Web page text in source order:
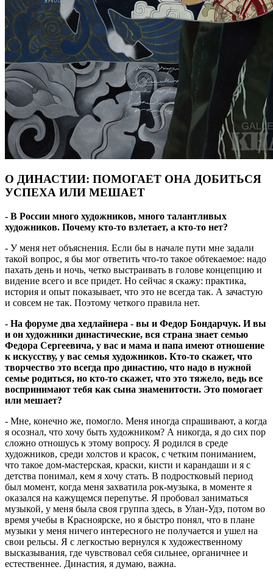
О ДИНАСТИИ: ПОМОГАЕТ ОНА ДОБИТЬСЯ
УСПЕХА ИЛИ МЕШАЕТ
- В России много художников, много талантливых
художников. Почему кто-то взлетает, а кто-то нет?
- У меня нет объяснения. Если бы в начале пути мне задали
такой вопрос, я бы мог ответить что-то такое обтекаемое: надо
пахать день и ночь, четко выстраивать в голове концепцию и
видение всего и все придет. Но сейчас я скажу: практика,
история и опыт показывает, что это не всегда так. А зачастую
и совсем не так. Поэтому четкого правила нет.
- На форуме два хедлайнера - вы и Федор Бондарчук. И вы
и он художники династические, вся страна знает семью
Федора Сергеевича, у вас и мама и папа имеют отношение
к искусству, у вас семья художников. Кто-то скажет, что
творчество это всегда про династию, что надо в нужной
семье родиться, но кто-то скажет, что это тяжело, ведь все
воспринимают тебя как сына знаменитости. Это помогает
или мешает?
- Мне, конечно же, помогло. Меня иногда спрашивают, а когда
я осознал, что хочу быть художником? А никогда, я до сих пор
сложно отношусь к этому вопросу. Я родился в среде
художников, среди холстов и красок, с четким пониманием,
что такое дом-мастерская, краски, кисти и карандаши и я с
детства понимал, кем я хочу стать. В подростковый период
был момент, когда меня захватила рок-музыка, в моменте я
оказался на кажущемся перепутье. Я пробовал заниматься
музыкой, у меня была своя группа здесь, в Улан-Удэ, потом во
время учебы в Красноярске, но я быстро понял, что в плане
музыки у меня ничего интересного не получается и ушел на
свои рельсы. Я с легкостью вернулся к художественному
высказывания, где чувствовал себя сильнее, органичнее и
естественнее. Династия, я думаю, важна.